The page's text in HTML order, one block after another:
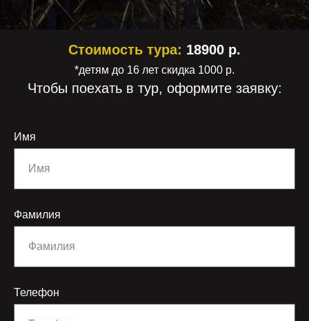
Стоимость тура: 18900 р.
*детям до 16 лет скидка 1000 р.
Чтобы поехать в тур, оформите заявку:
Имя
Фамилия
Телефон